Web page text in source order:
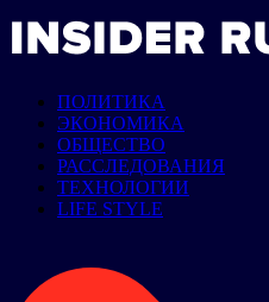
ПОЛИТИКА
ЭКОНОМИКА
ОБЩЕСТВО
РАССЛЕДОВАНИЯ
ТЕХНОЛОГИИ
LIFE STYLE